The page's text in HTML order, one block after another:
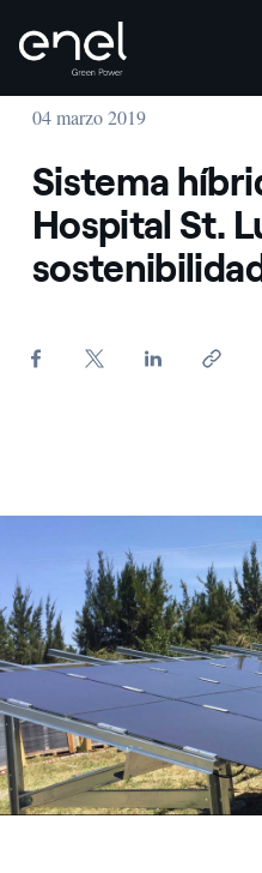
Saltar al contenido
04 marzo 2019
Sistema
Hospital St.
Pannelli fotovoltaici con